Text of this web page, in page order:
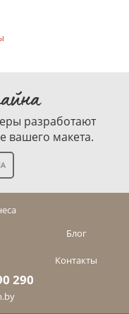
разработают
вашего макета.
Блог
Контакты
290